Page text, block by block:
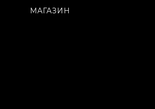
МАГАЗИН